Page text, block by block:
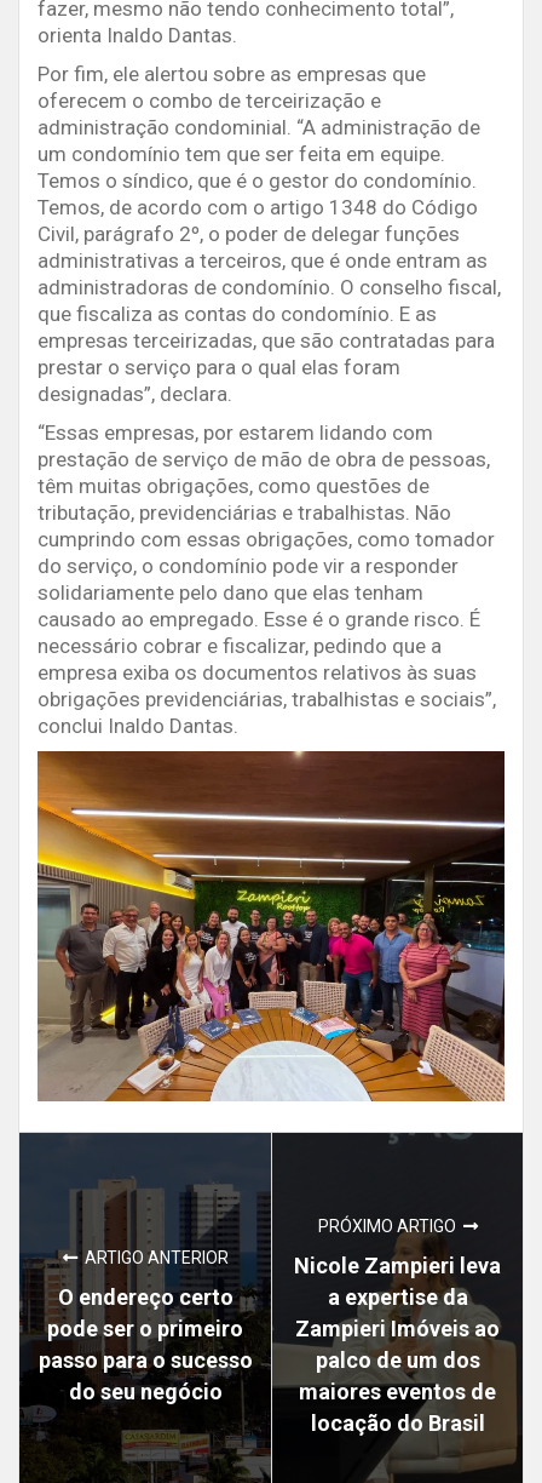
fazer, mesmo não tendo conhecimento total”,
orienta Inaldo Dantas.
Por fim, ele alertou sobre as empresas que
oferecem o combo de terceirização e
administração condominial. “A administração de
um condomínio tem que ser feita em equipe.
Temos o síndico, que é o gestor do condomínio.
Temos, de acordo com o artigo 1348 do Código
Civil, parágrafo 2º, o poder de delegar funções
administrativas a terceiros, que é onde entram as
administradoras de condomínio. O conselho fiscal,
que fiscaliza as contas do condomínio. E as
empresas terceirizadas, que são contratadas para
prestar o serviço para o qual elas foram
designadas”, declara.
“Essas empresas, por estarem lidando com
prestação de serviço de mão de obra de pessoas,
têm muitas obrigações, como questões de
tributação, previdenciárias e trabalhistas. Não
cumprindo com essas obrigações, como tomador
do serviço, o condomínio pode vir a responder
solidariamente pelo dano que elas tenham
causado ao empregado. Esse é o grande risco. É
necessário cobrar e fiscalizar, pedindo que a
empresa exiba os documentos relativos às suas
obrigações previdenciárias, trabalhistas e sociais”,
conclui Inaldo Dantas.
ARTIGO ANTERIOR
O endereço certo
pode ser o primeiro
passo para o sucesso
do seu negócio
PRÓXIMO ARTIGO
Nicole Zampieri leva
a expertise da
Zampieri Imóveis ao
palco de um dos
maiores eventos de
locação do Brasil